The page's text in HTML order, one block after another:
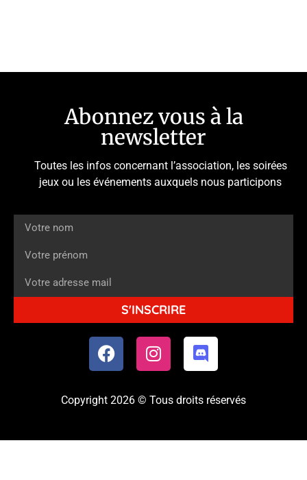
Abonnez vous à la
newsletter
Toutes les infos concernant l’association, les soirées
jeux ou les événements auxquels nous participons
S'INSCRIRE
Copyright 2026 © Tous droits réservés